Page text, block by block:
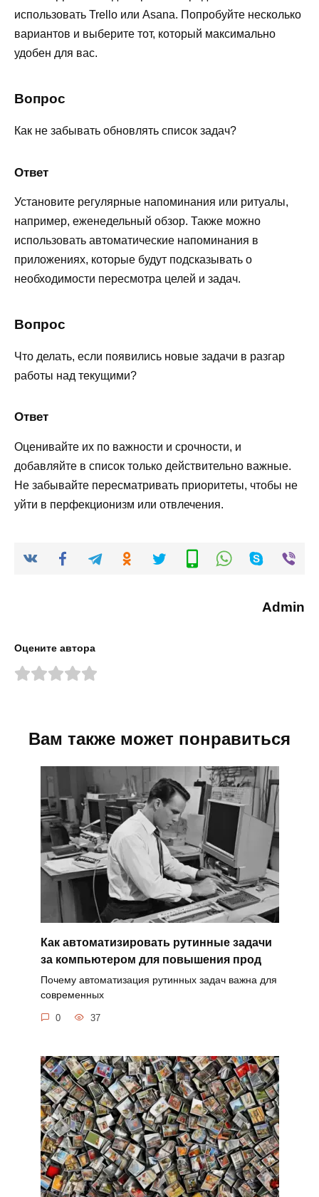
использовать Trello или Asana. Попробуйте несколько
вариантов и выберите тот, который максимально
удобен для вас.
Вопрос
Как не забывать обновлять список задач?
Ответ
Установите регулярные напоминания или ритуалы,
например, еженедельный обзор. Также можно
использовать автоматические напоминания в
приложениях, которые будут подсказывать о
необходимости пересмотра целей и задач.
Вопрос
Что делать, если появились новые задачи в разгар
работы над текущими?
Ответ
Оценивайте их по важности и срочности, и
добавляйте в список только действительно важные.
Не забывайте пересматривать приоритеты, чтобы не
уйти в перфекционизм или отвлечения.
Admin
Оцените автора
Вам также может понравиться
Как автоматизировать рутинные задачи
за компьютером для повышения прод
Почему автоматизация рутинных задач важна для
современных
0 37